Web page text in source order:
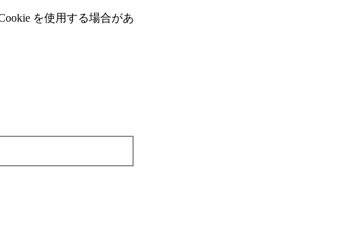
を使⽤する場合があ